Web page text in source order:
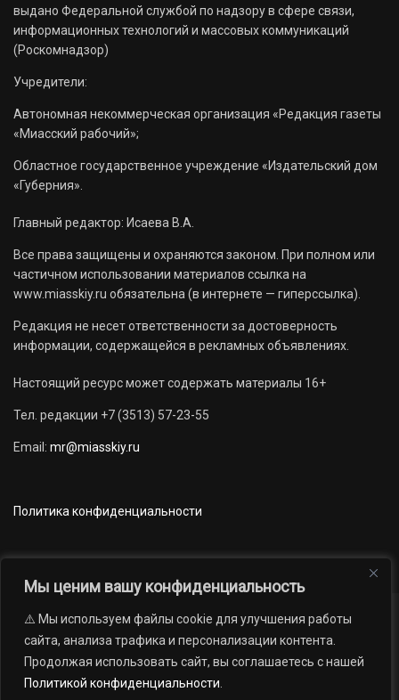
Мы ценим вашу конфиденциальность
⚠️ Мы используем файлы cookie для улучшения работы
сайта, анализа трафика и персонализации контента.
Продолжая использовать сайт, вы соглашаетесь с нашей
Политикой конфиденциальности
выдано Федеральной службой по надзору в сфере связи,
информационных технологий и массовых коммуникаций
(Роскомнадзор)
Учредители:
Автономная некоммерческая организация «Редакция газеты
«Миасский рабочий»;
Областное государственное учреждение «Издательский дом
«Губерния».
Главный редактор: Исаева В.А.
Все права защищены и охраняются законом. При полном или
частичном использовании материалов ссылка на
www.miasskiy.ru обязательна (в интернете — гиперссылка).
Редакция не несет ответственности за достоверность
информации, содержащейся в рекламных объявлениях.
Настоящий ресурс может содержать материалы 16+
Тел. редакции +7 (3513) 57-23-55
Email: mr@miasskiy.ru
Политика конфиденциальности
Новости Наши проекты
Официально
АРХИВ
16+
газеты «Миасский рабочий»; Областное государственное учреждение